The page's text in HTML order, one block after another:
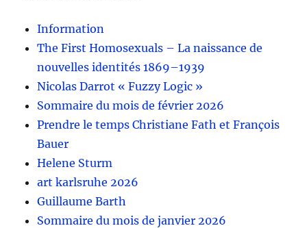
Information
The First Homosexuals – La naissance de
nouvelles identités 1869–1939
Nicolas Darrot « Fuzzy Logic »
Sommaire du mois de février 2026
Prendre le temps Christiane Fath et François
Bauer
Helene Sturm
art karlsruhe 2026
Guillaume Barth
Sommaire du mois de janvier 2026